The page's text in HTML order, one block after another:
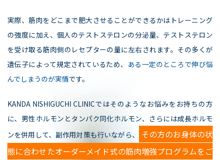
実際、筋肉をどこまで肥大させることができるかはトレーニング
の強度に加え、個人のテストステロンの分泌量、テストステロン
を受け取る筋肉側のレセプターの量に左右されます。 その多くが
遺伝子によって規定されているため、
ある一定のところで伸び悩
んでしまうのが実情です。
KANDA NISHIGUCHI CLINICではそのようなお悩みをお持ちの方
に、男性ホルモンとタンパク同化ホルモン、さらには成長ホルモ
ンを併用して、副作用対策も行いながら、
その方のお身体の状
態に合わせたオーダーメイド式の筋肉増強プログラムをご